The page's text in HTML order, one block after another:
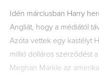
Idén márciusban Harry
Angliát, hogy a médiától
Azóta vettek egy kastélyt
millió dolláros szerződést
Meghan Markle az